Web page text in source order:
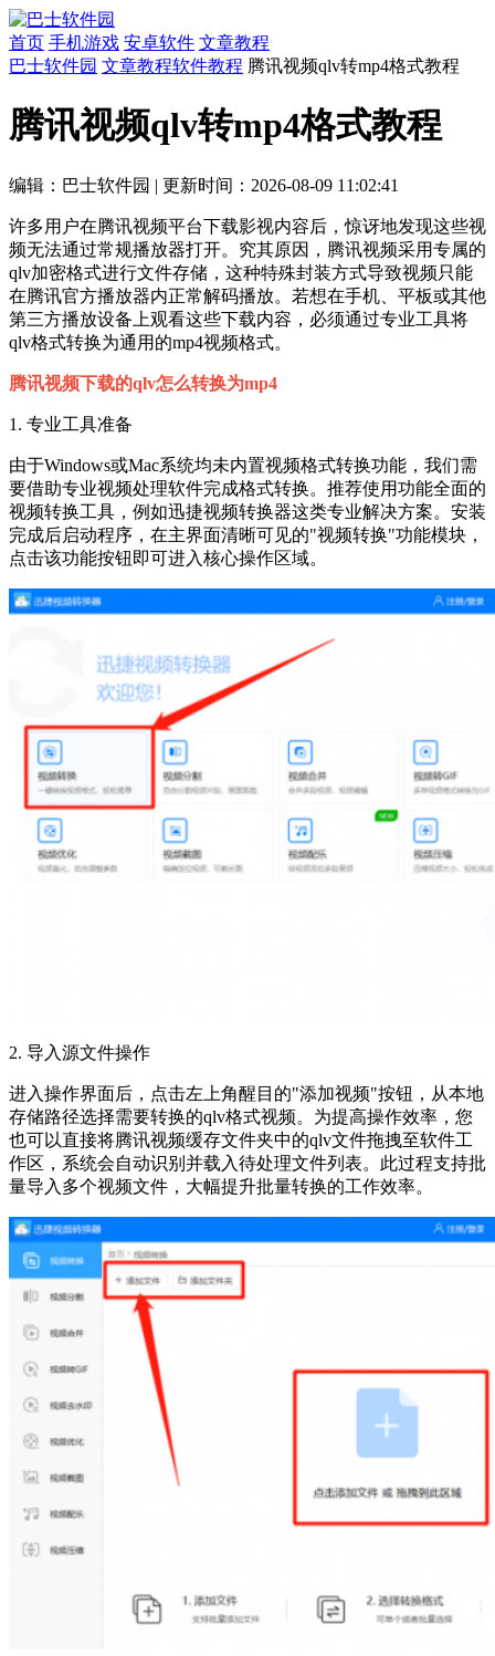
首页 手机游戏 安卓软件 文章教程
巴士软件园 文章教程软件教程 腾讯视频qlv转mp4格式教程
腾讯视频qlv转mp4格式教程
编辑：巴士软件园 | 更新时间：2026-08-09 11:02:41
许多用户在腾讯视频平台下载影视内容后，惊讶地发现这些视
频无法通过常规播放器打开。究其原因，腾讯视频采用专属的
qlv加密格式进行文件存储，这种特殊封装方式导致视频只能
在腾讯官方播放器内正常解码播放。若想在手机、平板或其他
第三方播放设备上观看这些下载内容，必须通过专业工具将
qlv格式转换为通用的mp4视频格式。
腾讯视频下载的qlv怎么转换为mp4
1. 专业工具准备
由于Windows或Mac系统均未内置视频格式转换功能，我们需
要借助专业视频处理软件完成格式转换。推荐使用功能全面的
视频转换工具，例如迅捷视频转换器这类专业解决方案。安装
完成后启动程序，在主界面清晰可见的"视频转换"功能模块，
点击该功能按钮即可进入核心操作区域。
2. 导入源文件操作
进入操作界面后，点击左上角醒目的"添加视频"按钮，从本地
存储路径选择需要转换的qlv格式视频。为提高操作效率，您
也可以直接将腾讯视频缓存文件夹中的qlv文件拖拽至软件工
作区，系统会自动识别并载入待处理文件列表。此过程支持批
量导入多个视频文件，大幅提升批量转换的工作效率。